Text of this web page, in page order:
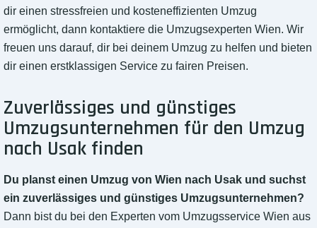
dir einen stressfreien und kosteneffizienten Umzug
ermöglicht, dann kontaktiere die Umzugsexperten Wien. Wir
freuen uns darauf, dir bei deinem Umzug zu helfen und bieten
dir einen erstklassigen Service zu fairen Preisen.
Zuverlässiges und günstiges
Umzugsunternehmen für den Umzug
nach Usak finden
Du planst einen Umzug von Wien nach Usak und suchst
ein zuverlässiges und günstiges Umzugsunternehmen?
Dann bist du bei den Experten vom Umzugsservice Wien aus